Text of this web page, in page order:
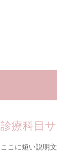
診療科目
ここに短い説明